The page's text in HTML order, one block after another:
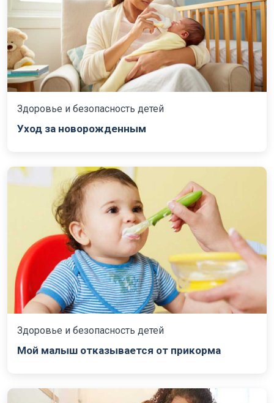
Здоровье и безопасность детей
Уход за новорожденным
Здоровье и безопасность детей
Мой малыш отказывается от прикорма